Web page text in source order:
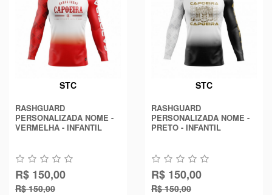
STC
RASHGUARD
PERSONALIZADA NOME -
VERMELHA - INFANTIL
R$ 150,00
R$ 150,00
STC
RASHGUARD
PERSONALIZADA NOME -
PRETO - INFANTIL
R$ 150,00
R$ 150,00